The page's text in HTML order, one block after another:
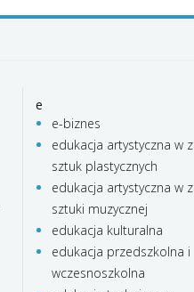
e
e-biznes
edukacja artystyczna w
sztuk plastycznych
edukacja artystyczna w
sztuki muzycznej
edukacja kulturalna
edukacja przedszkolna i
wczesnoszkolna